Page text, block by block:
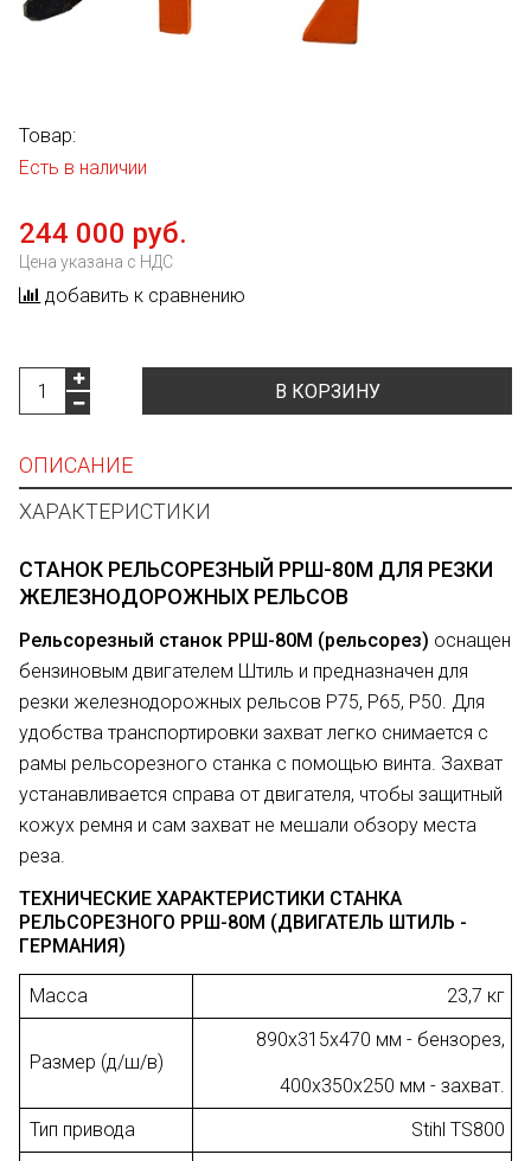
Товар:
Есть в наличии
244 000 руб.
Цена указана с НДС
добавить к сравнению
В КОРЗИНУ
ОПИСАНИЕ
ХАРАКТЕРИСТИКИ
СТАНОК РЕЛЬСОРЕЗНЫЙ РРШ-80М ДЛЯ РЕЗКИ
ЖЕЛЕЗНОДОРОЖНЫХ РЕЛЬСОВ
Рельсорезный станок РРШ-80М (рельсорез) оснащен
бензиновым двигателем Штиль и предназначен для
резки железнодорожных рельсов Р75, Р65, Р50. Для
удобства транспортировки захват легко снимается с
рамы рельсорезного станка с помощью винта. Захват
устанавливается справа от двигателя, чтобы защитный
кожух ремня и сам захват не мешали обзору места
реза.
ТЕХНИЧЕСКИЕ ХАРАКТЕРИСТИКИ СТАНКА
РЕЛЬСОРЕЗНОГО РРШ-80М (ДВИГАТЕЛЬ ШТИЛЬ -
ГЕРМАНИЯ)
Масса 23,7 кг
Размер (д/ш/в)
890х315х470 мм - бензорез,
400х350х250 мм - захват.
Тип привода
Stihl TS800